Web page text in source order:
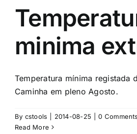
minima
Temperatura mínima registada
Caminha em pleno Agosto.
By cstools 2014-08-25
0
Read More